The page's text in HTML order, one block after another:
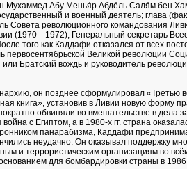
Мухаммед Абу Менья́р Абде́ль Саля́м бен
и военный деятель; глава
Совета революционного командования
(1970—1972), Генеральный секретарь
того как Каддафи отказался от всех
первосентябрьской Великой революции
Братский вождь и руководитель
он позднее сформулировал «Третью
книга», установив в Ливии новую форму
обвиняли во вмешательстве в дела
война с Египтом, а в 1980-х гг. страна
панарабизма, Каддафи
неудачно. Он оказывал поддержку
и террористическим организациям во
для бомбардировки страны в 1986